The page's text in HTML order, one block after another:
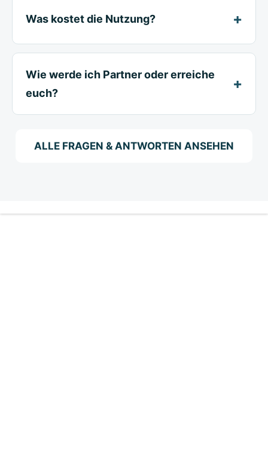
Was kostet die Nutzung?
Wie werde ich Partner oder erreiche
euch?
ALLE FRAGEN & ANTWORTEN ANSEHEN